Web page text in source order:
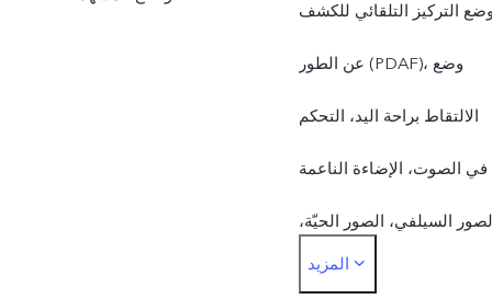
التركيز التلقائي للكشف
عن الطور (PDAF)، وضع
الالتقاط براحة اليد، التحكم
في الصوت، الإضاءة الناعمة
لصور السيلفي، الصور الحيّة،
وضع التصوير بالمدى
المزيد